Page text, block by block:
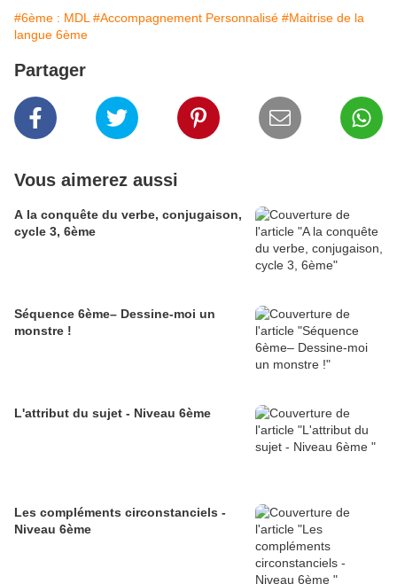
#6ème : MDL #Accompagnement Personnalisé #Maitrise de la
langue 6ème
Partager
Vous aimerez aussi
A la conquête du verbe, conjugaison,
cycle 3, 6ème
Séquence 6ème– Dessine-moi un
monstre !
L'attribut du sujet - Niveau 6ème
Les compléments circonstanciels -
Niveau 6ème